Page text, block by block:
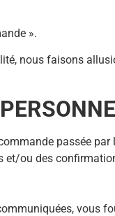
».
nous faisons
passée
ou des
vous